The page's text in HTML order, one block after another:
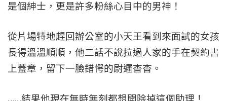
是個紳士，更是許多粉絲心目中的男神！
從片場特地趕回辦公室的小天王看到來面試的女孩
長得溫溫順順，他二話不說拉過人家的手在契約書
上蓋章，留下一臉錯愕的尉遲杳杳。